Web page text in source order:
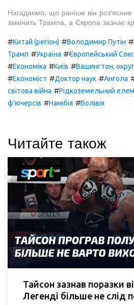
Нагадаємо, що раніше він
замінить Трампа, а Європа зазнає
#Китай (регіон) #Володимир Путін #
Трамп #Україна #Європейський
#Економіка #Київ #Вашингтон,
#Економіст #Доктор наук #Ангола
світова війна #Рідкоземельний
ф'ючерсів #Намібія #Болівія
Читайте також
Тайсон зазнав поразки
Легенді більше не слід